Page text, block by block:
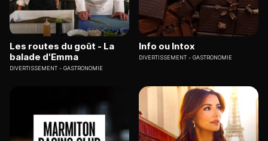
Les routes du goût - La
balade d'Emma
DIVERTISSEMENT GASTRONOMIE
Info ou Intox
DIVERTISSEMENT GASTRONOMIE